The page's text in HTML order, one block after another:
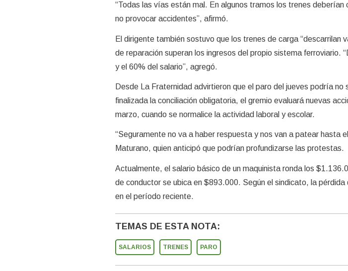
“Todas las vías están mal. En algunos tramos los trenes deberían
no provocar accidentes”, afirmó.
El dirigente también sostuvo que los trenes de carga “descarrilan
de reparación superan los ingresos del propio sistema ferroviario.
y el 60% del salario”, agregó.
Desde La Fraternidad advirtieron que el paro del jueves podría no
finalizada la conciliación obligatoria, el gremio evaluará nuevas
marzo, cuando se normalice la actividad laboral y escolar.
“Seguramente no va a haber respuesta y nos van a patear hasta
Maturano, quien anticipó que podrían profundizarse las protestas.
Actualmente, el salario básico de un maquinista ronda los
de conductor se ubica en $893.000. Según el sindicato, la
en el período reciente.
TEMAS DE ESTA NOTA:
SALARIOS TRENES PARO